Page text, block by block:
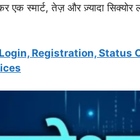
स्मार्ट, तेज़ और ज़्यादा सिक्योर
Registration, Status